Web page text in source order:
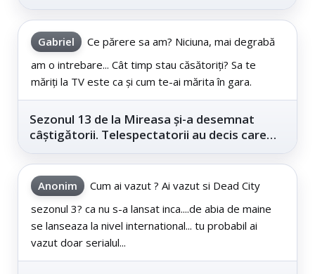
Gabriel
Ce părere sa am? Niciuna, mai degrabă
am o intrebare... Cât timp stau căsătoriți? Sa te
măriți la TV este ca și cum te-ai mărita în gara.
Sezonul 13 de la Mireasa și-a desemnat
câștigătorii. Telespectatorii au decis care
Anonim
Cum ai vazut ? Ai vazut si Dead City
sezonul 3? ca nu s-a lansat inca....de abia de maine
se lanseaza la nivel international... tu probabil ai
vazut doar serialul...